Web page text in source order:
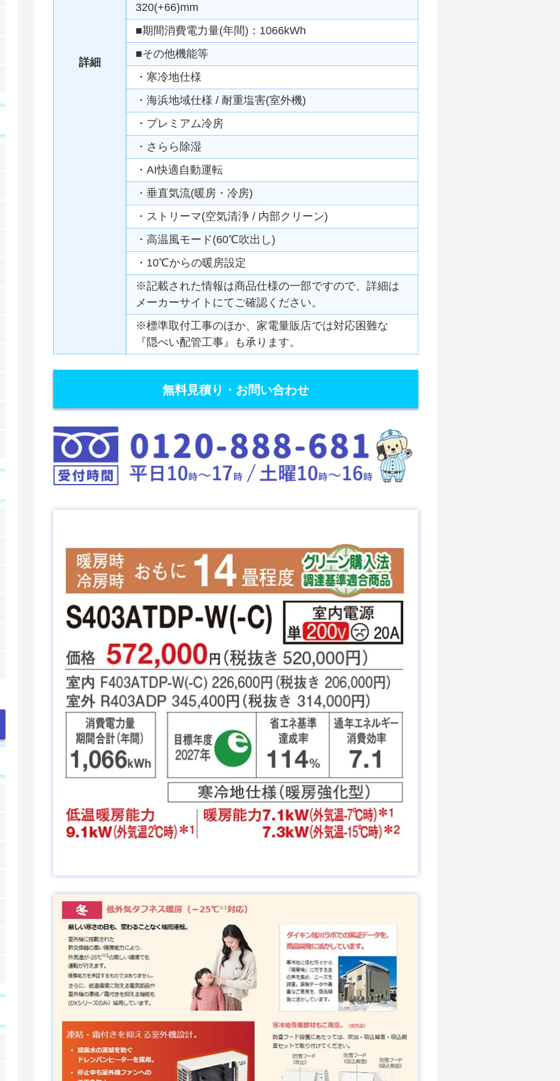
詳細
320(+66)mm
■期間消費電力量(年間)：1066kWh
■その他機能等
・寒冷地仕様
・海浜地域仕様 / 耐重塩害(室外機)
・プレミアム冷房
・さらら除湿
・AI快適自動運転
・垂直気流(暖房・冷房)
・ストリーマ(空気清浄 / 内部クリーン)
・高温風モード(60℃吹出し)
・10℃からの暖房設定
※記載された情報は商品仕様の一部ですので、詳細は
メーカーサイトにてご確認ください。
※標準取付工事のほか、家電量販店では対応困難な
『隠ぺい配管工事』も承ります。
無料見積り・お問い合わせ